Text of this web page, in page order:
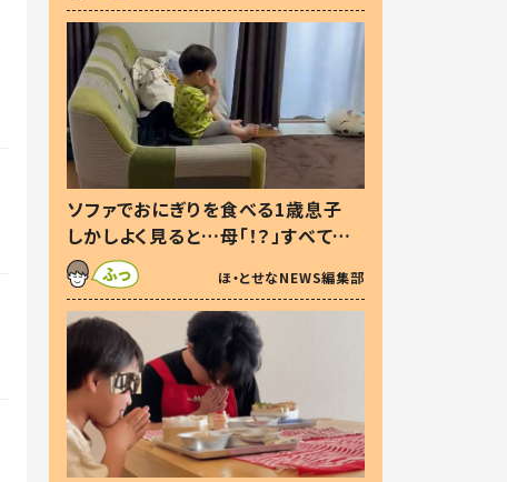
ソファでおにぎりを食べる1歳息子
しかしよく見ると…母「！？」すべてを
察した母の投稿に「可愛いから許
す！」「現行犯〜」
ほ・とせなNEWS編集部